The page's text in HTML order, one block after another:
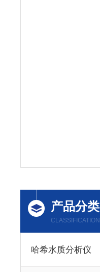
产品分类
CLASSIFICATION
哈希水质分析仪